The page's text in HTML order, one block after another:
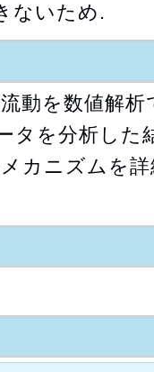
ないため.
動を数値解
タを分析した
カニズムを